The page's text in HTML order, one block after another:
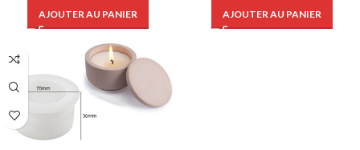
AJOUTER AU PANIER AJOUTER AU PANIER